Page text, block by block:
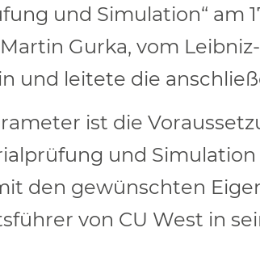
und Simulation“ am
Gurka, vom
und leitete die
ist die
und Simulation
den gewünschten
von CU West in